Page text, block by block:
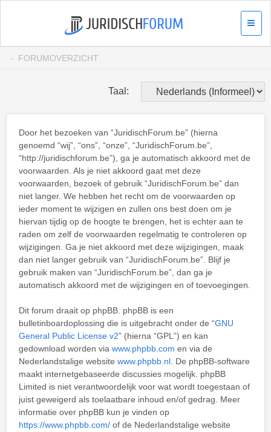
FORUMOVERZICHT
Taal:
Door het bezoeken van “JuridischForum.be” (hierna
genoemd “wij”, “ons”, “onze”, “JuridischForum.be”,
“http://juridischforum.be”), ga je automatisch akkoord met de
voorwaarden. Als je niet akkoord gaat met deze
voorwaarden, bezoek of gebruik “JuridischForum.be” dan
niet langer. We hebben het recht om de voorwaarden op
ieder moment te wijzigen en zullen ons best doen om je
hiervan tijdig op de hoogte te brengen, het is echter aan te
raden om zelf de voorwaarden regelmatig te controleren op
wijzigingen. Ga je niet akkoord met deze wijzigingen, maak
dan niet langer gebruik van “JuridischForum.be”. Blijf je
gebruik maken van “JuridischForum.be”, dan ga je
automatisch akkoord met de wijzigingen en of toevoegingen.
Dit forum draait op phpBB. phpBB is een
bulletinboardoplossing die is uitgebracht onder de “GNU
General Public License v2” (hierna “GPL”) en kan
gedownload worden via www.phpbb.com en via de
Nederlandstalige website www.phpbb.nl . De phpBB-software
maakt internetgebaseerde discussies mogelijk. phpBB
Limited is niet verantwoordelijk voor wat wordt toegestaan of
juist geweigerd als toelaatbare inhoud en/of gedrag. Meer
informatie over phpBB kun je vinden op
https://www.phpbb.com/ of de Nederlandstalige website